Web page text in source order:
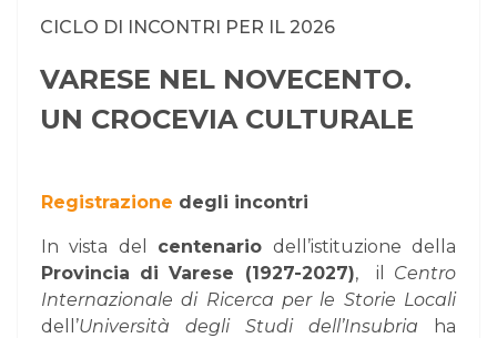
CICLO DI INCONTRI PER IL 2026
VARESE NEL NOVECENTO.
UN CROCEVIA CULTURALE
Registrazione degli incontri
In vista del centenario dell’istituzione della
Provincia di Varese (1927-2027), il Centro
Internazionale di Ricerca per le Storie Locali
dell’Università degli Studi dell’Insubria
ha